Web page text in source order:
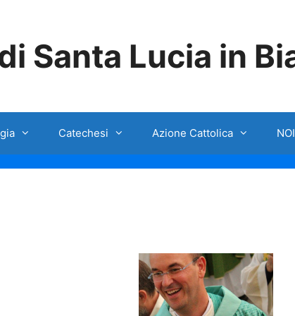
Santa Lucia in
Catechesi Azione Cattolica